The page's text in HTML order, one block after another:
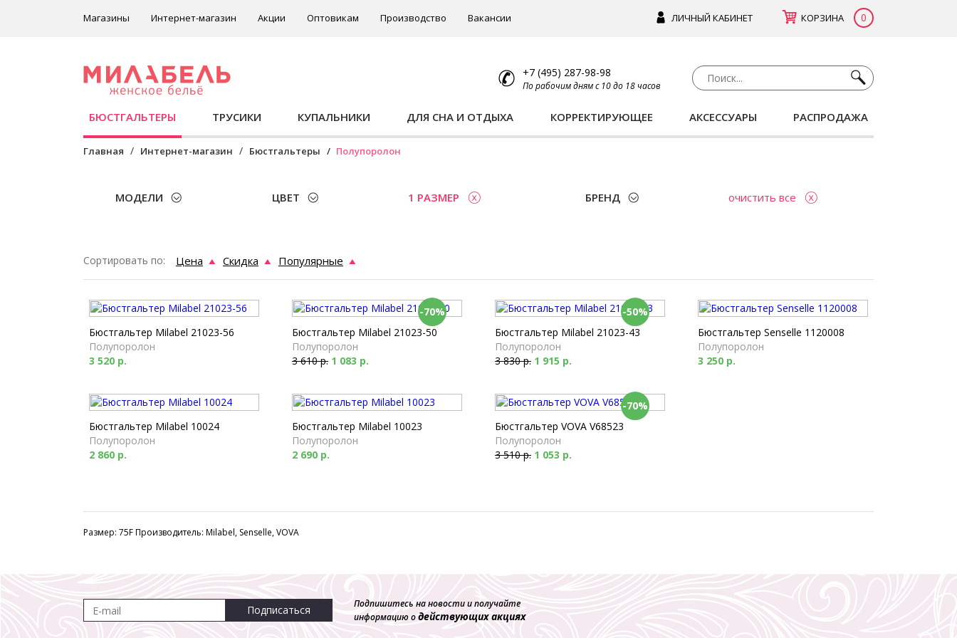
ЛИЧНЫЙ КАБИНЕТ КОРЗИНА 0
Магазины Интернет-магазин Акции Оптовикам Производство Вакансии
+7 (495) 287-98-98
По рабочим дням с 10 до 18 часов
БЮСТГАЛЬТЕРЫ ТРУСИКИ КУПАЛЬНИКИ ДЛЯ СНА И ОТДЫХА КОРРЕКТИРУЮЩЕЕ АКСЕССУАРЫ РАСПРОДАЖА
Главная Интернет-магазин Бюстгальтеры Полупоролон
МОДЕЛИ ЦВЕТ 1 РАЗМЕР БРЕНД очистить все
Сортировать по: Цена Скидка Популярные
Бюстгальтер Milabel 21023-56
Полупоролон
3 520 р.
-70%
Бюстгальтер Milabel 21023-50
Полупоролон
3 610 р. 1 083 р.
-50%
Бюстгальтер Milabel 21023-43
Полупоролон
3 830 р. 1 915 р.
Бюстгальтер Senselle 1120008
Полупоролон
3 250 р.
Бюстгальтер Milabel 10024
Полупоролон
2 860 р.
Бюстгальтер Milabel 10023
Полупоролон
2 690 р.
-70%
Бюстгальтер VOVA V68523
Полупоролон
3 510 р. 1 053 р.
Размер: 75F Производитель: Milabel, Senselle, VOVA
Подписаться
Подпишитесь на новости и получайте
информацию одействующих акциях